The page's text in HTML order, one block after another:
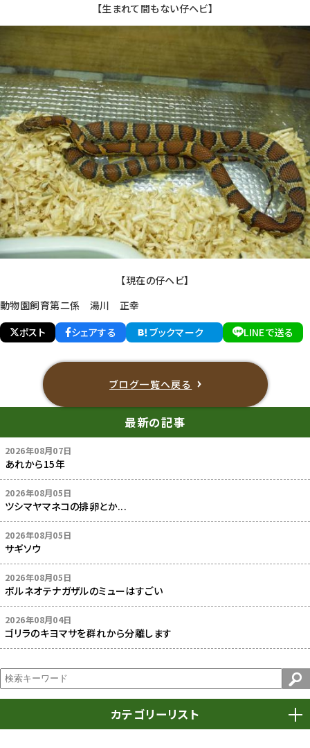
【生まれて間もない仔ヘビ】
【現在の仔ヘビ】
動物園飼育第二係 湯川 正幸
ポスト
シェアする ブックマーク LINEで送る
ブログ一覧へ戻る
最新の記事
2026年08月07日
あれから15年
2026年08月05日
ツシマヤマネコの排卵とか...
2026年08月05日
サギソウ
2026年08月05日
ボルネオテナガザルのミューはすごい
2026年08月04日
ゴリラのキヨマサを群れから分離します
カテゴリーリスト